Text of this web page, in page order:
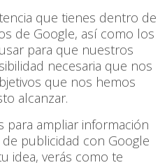
que tienes dentro de
de Google, así como los
para que nuestros
necesaria que nos
que nos hemos
alcanzar.
para ampliar información
publicidad con Google
idea, verás como te